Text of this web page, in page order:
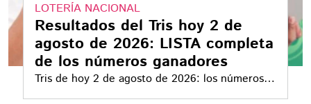
LOTERÍA NACIONAL
Resultados del Tris hoy 2 de
agosto de 2026: LISTA completa
de los números ganadores
Tris de hoy 2 de agosto de 2026: los números
ganadores y la estrategia que está usando